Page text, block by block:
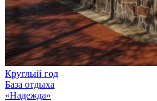
Круглый год
База отдыха
«Надежда»